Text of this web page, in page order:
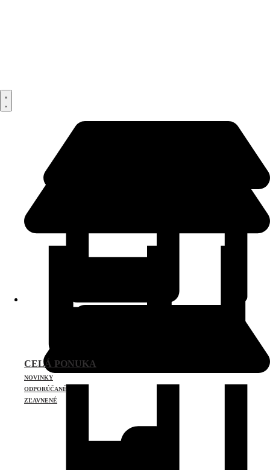
CELÁ PONUKA
NOVINKY
ODPORÚČANÉ
ZĽAVNENÉ